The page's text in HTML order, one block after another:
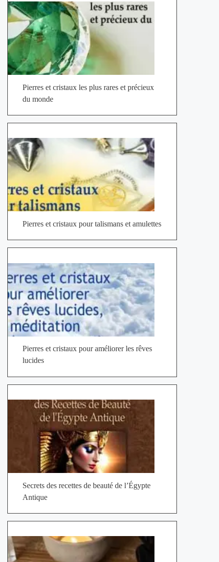
Pierres et cristaux les plus rares et précieux
du monde
Pierres et cristaux pour talismans et amulettes
Pierres et cristaux pour améliorer les rêves
lucides
Secrets des recettes de beauté de l’Égypte
Antique